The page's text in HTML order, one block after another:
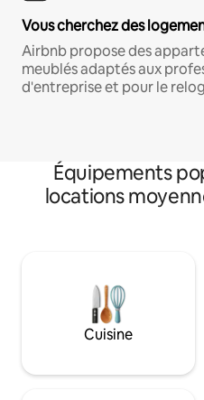
Vous cherchez des
Airbnb propose des
meublés adaptés aux
d'entreprise et pour le
Équipements
locations
Cuisine